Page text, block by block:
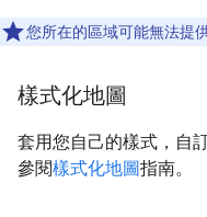
您所在的區域可能無法提供
樣式化地圖
套用您自己的樣式，自
參閱樣式化地圖指南。